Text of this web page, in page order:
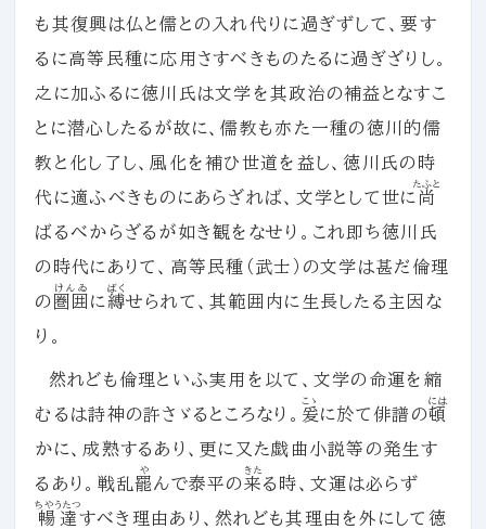
も其復興は仏と儒との入れ代りに過ぎずして、要す
るに高等民種に応用さすべきものたるに過ぎざりし。
之に加ふるに徳川氏は文学を其政治の補益となすこ
とに潜心したるが故に、儒教も亦た一種の徳川的儒
教と化し了し、風化を補ひ世道を益し、徳川氏の時
代に適ふべきものにあらざれば、文学として世に 尚
たふと
ばるべからざるが如き観をなせり。これ即ち徳川氏
の時代にありて、高等民種（武士）の文学は甚だ倫理
の 圏囲
けんゐ
に縛
ばく
せられて、其範囲内に生長したる主因な
り。
然れども倫理といふ実用を以て、文学の命運を縮
むるは詩神の許さゞるところなり。 爰
こゝ
に於て俳譜の頓
には
かに、成熟するあり、更に又た戯曲小説等の発生す
るあり。戦乱罷
や
んで泰平の来
きた
る時、文運は必らず
暢達
ちやうたつ
すべき理由あり、然れども其理由を外にして徳